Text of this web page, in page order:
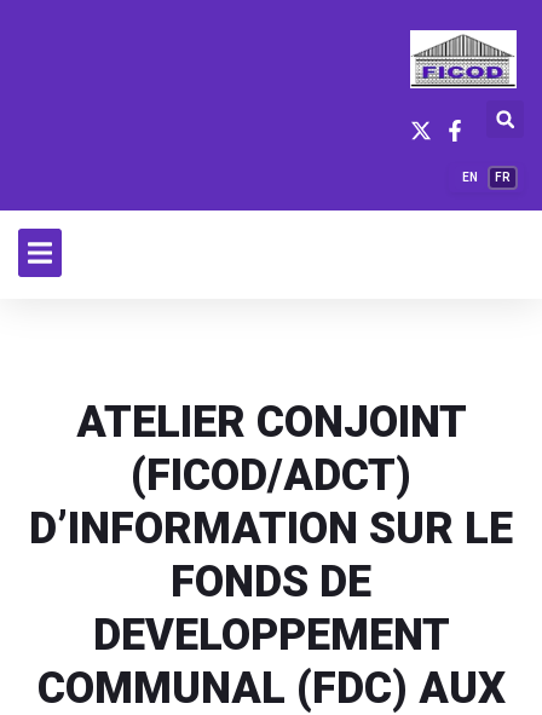
EN FR
ATELIER CONJOINT
(FICOD/ADCT)
D’INFORMATION SUR LE
FONDS DE
DEVELOPPEMENT
COMMUNAL (FDC) AUX